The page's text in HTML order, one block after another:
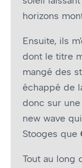
horizons
Ensuite, ils
dont le titre
mangé des
échappé de
donc sur une
new wave
Stooges que
Tout au long